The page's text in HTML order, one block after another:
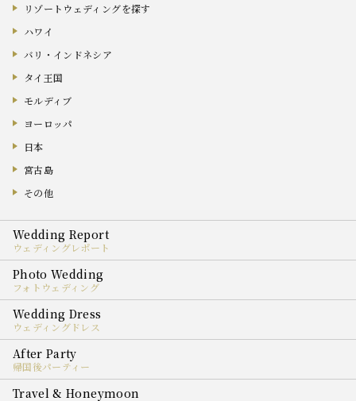
リゾートウェディングを探す
ハワイ
バリ・インドネシア
タイ王国
モルディブ
ヨーロッパ
日本
宮古島
その他
ウェディングレポート
フォトウェディング
ウェディングドレス
帰国後パーティー